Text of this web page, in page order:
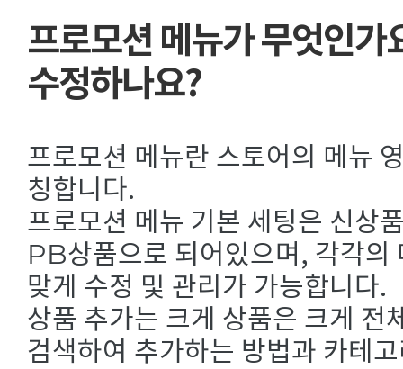
프로모션 메뉴가 무엇인가
수정하나요?
프로모션 메뉴란 스토어의 메뉴
칭합니다.
프로모션 메뉴 기본 세팅은 신상
PB상품으로 되어있으며, 각각의
맞게 수정 및 관리가 가능합니다.
상품 추가는 크게 상품은 크게 전
검색하여 추가하는 방법과 카테